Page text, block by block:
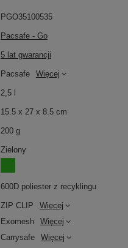
PGO35100535
Pacsafe - Go
5 lat gwarancji
Pacsafe Więcej
2,5 l
15.5 x 27 x 8.5 cm
200 g
Zielony
600D poliester z recyklingu
ZIP CLIP
Więcej
Exomesh
Więcej
Carrysafe
Więcej